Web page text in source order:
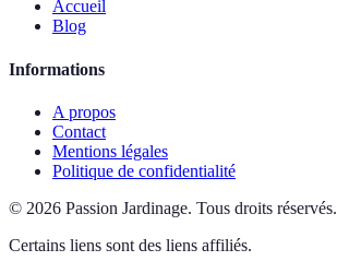
Accueil
Blog
Informations
A propos
Contact
Mentions légales
Politique de confidentialité
© 2026 Passion Jardinage. Tous droits réservés.
Certains liens sont des liens affiliés.